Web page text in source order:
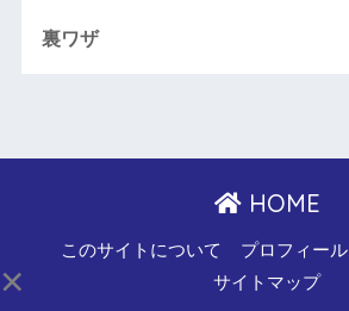
裏ワザ
HOME
このサイトについて プロフィール
サイトマップ
×